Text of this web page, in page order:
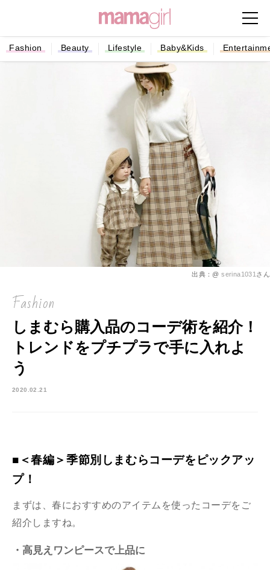
Fashion Beauty Lifestyle Baby&Kids
出典：@ serina1031 さん
Fashion
しまむら購入品のコーデ術を紹介！
トレンドをプチプラで手に入れよ
う
2020.02.21
■＜春編＞季節別しまむらコーデをピックアッ
プ！
まずは、春におすすめのアイテムを使ったコーデをご
紹介しますね。
・高見えワンピースで上品に